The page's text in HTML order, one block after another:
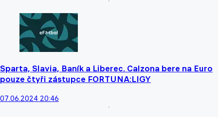
Sparta, Slavia, Baník a Liberec. Calzona bere na Euro
pouze čtyři zástupce FORTUNA:LIGY
07.06.2024 20:46